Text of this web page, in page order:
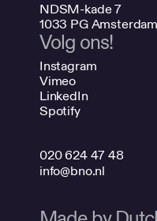
NDSM-kade 7
1033 PG Amsterdam
Volg ons!
Instagram
Vimeo
LinkedIn
Spotify
020 624 47 48
info@bno.nl